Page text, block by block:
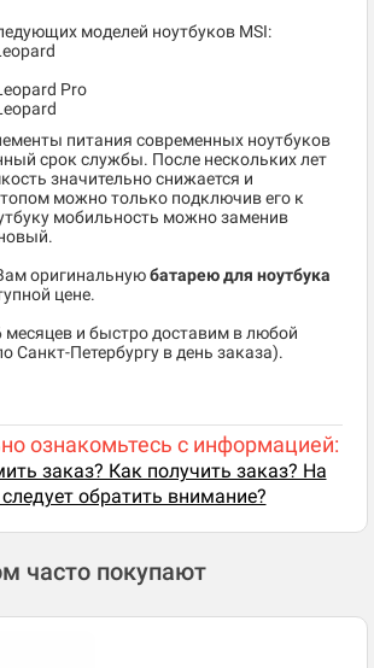
моделей ноутбуков MSI:
Pro
питания современных ноутбуков
срок службы. После нескольких лет
значительно снижается и
можно только подключив его к
мобильность можно заменив
оригинальнуюбатарею для ноутбука
цене.
и быстро доставим в любой
Санкт-Петербургу в день заказа).
ознакомьтесь с информацией:
заказ? Как получить заказ? На
обратить внимание?
часто покупают